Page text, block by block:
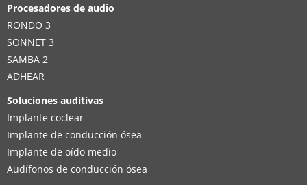
Procesadores de audio
RONDO 3
SONNET 3
SAMBA 2
ADHEAR
Soluciones auditivas
Implante coclear
Implante de conducción ósea
Implante de oído medio
Audífonos de conducción ósea